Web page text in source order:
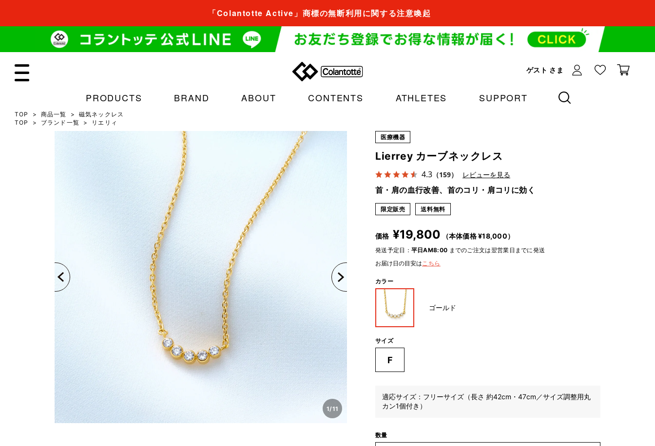
「Colantotte Active」商標の無断利用に関する注意喚起
PRODUCTS BRAND ABOUT CONTENTS ATHLETES SUPPORT
ゲスト さま
TOP 商品一覧
磁気ネックレス
TOP
ブランド一覧 リエリィ
1/11
医療機器
Lierrey カーブネックレス
4.3 （159） レビューを見る
首・肩の血行改善、首のコリ・肩コリに効く
限定販売 送料無料
価格 ¥19,800 （本体価格 ¥18,000）
発送予定日： 平日AM8:00 までのご注文は翌営業日までに発送
お届け日の目安はこちら
カラー
ゴールド
サイズ
F
適応サイズ：フリーサイズ（長さ 約42cm・47cm／サイズ調整用丸
カン1個付き）
数量